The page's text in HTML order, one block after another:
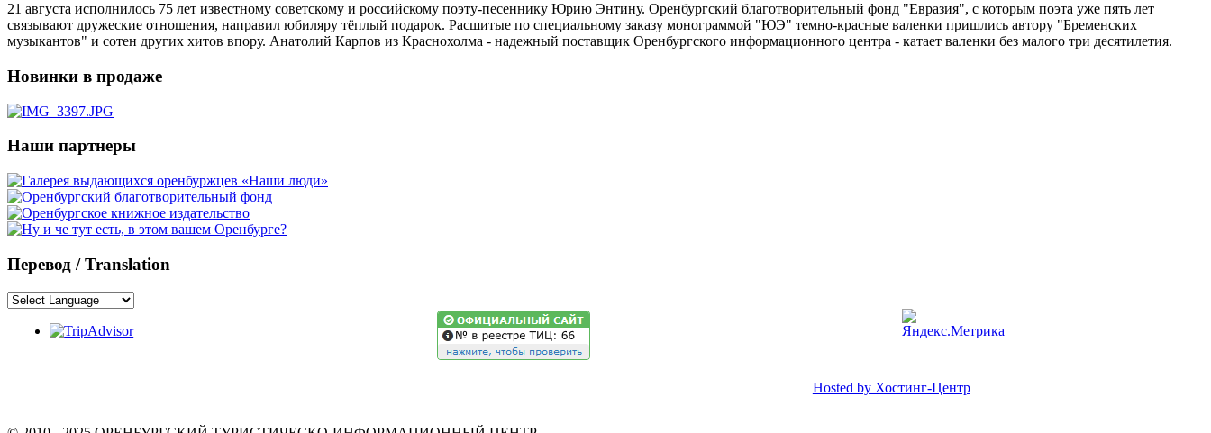
21 августа исполнилось 75 лет известному советскому и российскому поэту-песеннику Юрию Энтину. Оренбургский благотворительный фонд "Евразия", с которым поэта уже пять лет
связывают дружеские отношения, направил юбиляру тёплый подарок. Расшитые по специальному заказу монограммой "ЮЭ" темно-красные валенки пришлись автору "Бременских
музыкантов" и сотен других хитов впору. Анатолий Карпов из Краснохолма - надежный поставщик Оренбургского информационного центра - катает валенки без малого три десятилетия.
Новинки в продаже
Наши партнеры
Перевод / Translation
Hosted by Хостинг-Центр